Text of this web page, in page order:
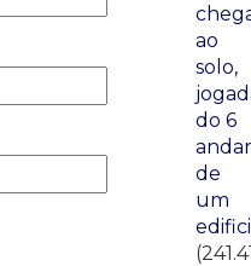
ao
solo,
do 6
andar
de
um